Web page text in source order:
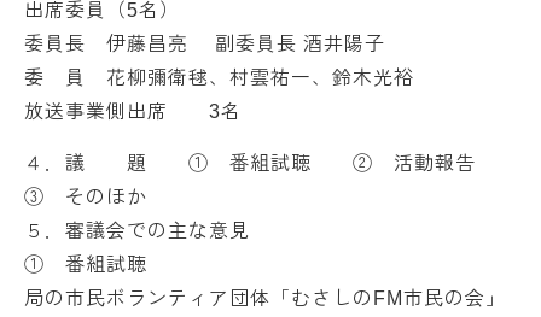
出席委員（5名）
委員長 伊藤昌亮 副委員長 酒井陽子
委 員 花柳彌衛毬、村雲祐一、鈴木光裕
放送事業側出席 3名
４．議 題 ① 番組試聴 ② 活動報告
③ そのほか
５．審議会での主な意見
① 番組試聴
局の市民ボランティア団体「むさしのFM市民の会」